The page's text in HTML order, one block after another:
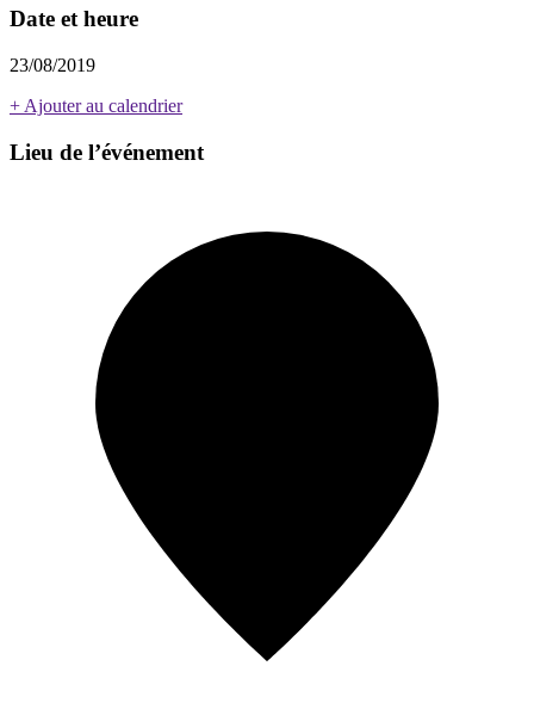
Date et heure
23/08/2019
+ Ajouter au calendrier
Lieu de l’événement